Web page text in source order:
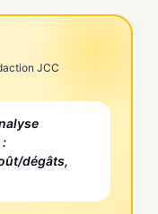
JCC
dégâts,